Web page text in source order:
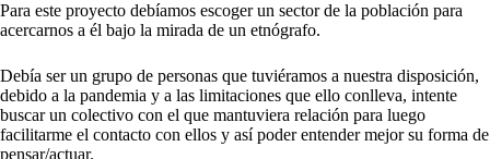
JIU
JITSU
Para este proyecto debíamos escoger un sector de la población para
acercarnos a él bajo la mirada de un etnógrafo.
Debía ser un grupo de personas que tuviéramos a nuestra disposición,
debido a la pandemia y a las limitaciones que ello conlleva, intente
buscar un colectivo con el que mantuviera relación para luego
facilitarme el contacto con ellos y así poder entender mejor su forma de
pensar/actuar.